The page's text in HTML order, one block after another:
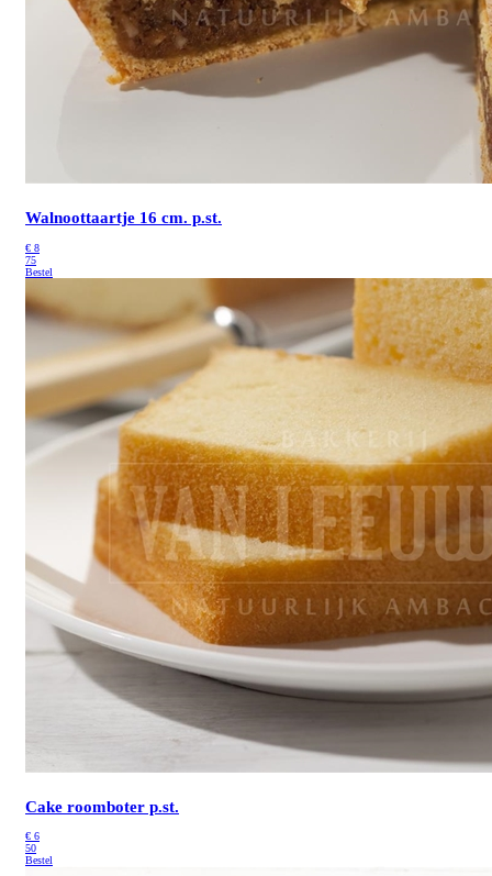
Walnoottaartje 16 cm. p.st.
€ 8
75
Bestel
Cake roomboter p.st.
€ 6
50
Bestel